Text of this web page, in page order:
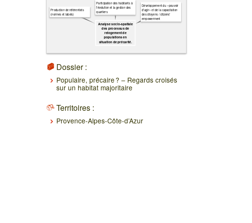
Analyse socio-spatiale
des processus de
relogement de
populations en
situation de précarité.
Développement du « pouvoir
d’agir » et de la capacitation
des citoyens / citizens'
empowerment
Participation des habitants à
l'évolution et la gestion des
quartiers
Production de référentiels
(normes et labels)
Dossier :
Populaire, précaire ? – Regards croisés
sur un habitat majoritaire
Territoires :
Provence-Alpes-Côte-d’Azur